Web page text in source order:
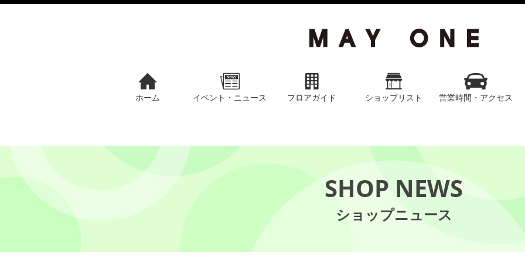
ホーム イベント・ニュース フロアガイド ショップリスト 営業時間・アクセス
SHOP NEWS